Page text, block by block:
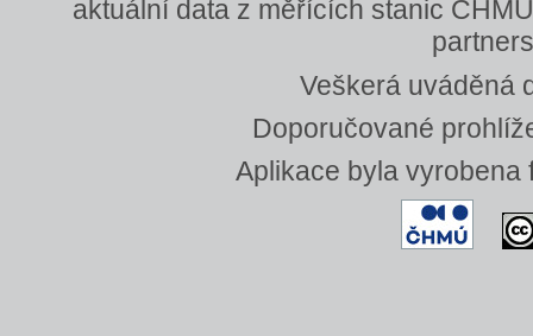
aktuální data z měřících stanic
Veškerá uváděná
Doporučované
Aplikace byla vyrobena